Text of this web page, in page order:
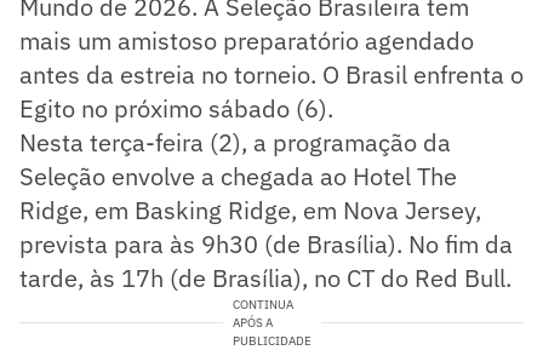
mais um amistoso preparatório agendado
antes da estreia no torneio. O Brasil enfrenta o
Egito no próximo sábado (6).
Nesta terça-feira (2), a programação da
Seleção envolve a chegada ao Hotel The
Ridge, em Basking Ridge, em Nova Jersey,
prevista para às 9h30 (de Brasília). No fim da
tarde, às 17h (de Brasília), no CT do Red Bull.
CONTINUA
APÓS A
PUBLICIDADE